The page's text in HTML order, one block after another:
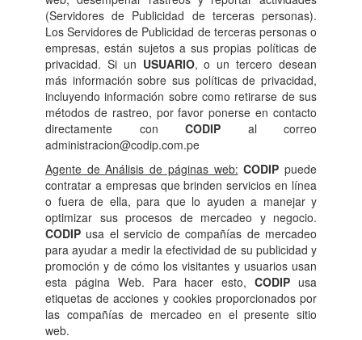
(Servidores de Publicidad de terceras personas).
Los Servidores de Publicidad de terceras personas o
empresas, están sujetos a sus propias políticas de
privacidad. Si un USUARIO, o un tercero desean
más información sobre sus políticas de privacidad,
incluyendo información sobre como retirarse de sus
métodos de rastreo, por favor ponerse en contacto
directamente con CODIP al correo
administracion@codip.com.pe
Agente de Análisis de páginas web: CODIP puede
contratar a empresas que brinden servicios en línea
o fuera de ella, para que lo ayuden a manejar y
optimizar sus procesos de mercadeo y negocio.
CODIP usa el servicio de compañías de mercadeo
para ayudar a medir la efectividad de su publicidad y
promoción y de cómo los visitantes y usuarios usan
esta página Web. Para hacer esto,CODIP usa
etiquetas de acciones y cookies proporcionados por
las compañías de mercadeo en el presente sitio
web.